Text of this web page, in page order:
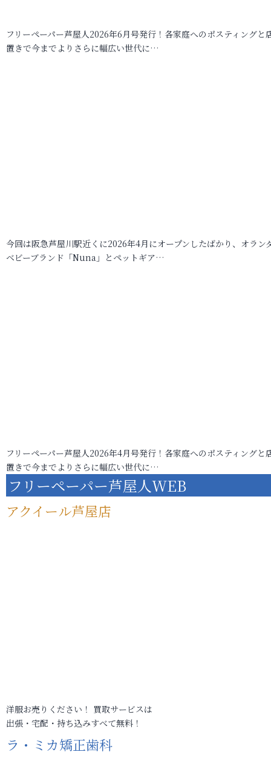
フリーペーパー芦屋人2026年6月号発行！各家庭へのポスティングと
置きで今までよりさらに幅広い世代に…
今回は阪急芦屋川駅近くに2026年4月にオープンしたばかり、オラン
ベビーブランド「Nuna」とペットギア…
フリーペーパー芦屋人2026年4月号発行！各家庭へのポスティングと
置きで今までよりさらに幅広い世代に…
フリーペーパー芦屋人WEB
アクイール芦屋店
洋服お売りください！ 買取サービスは
出張・宅配・持ち込みすべて無料！
ラ・ミカ矯正歯科